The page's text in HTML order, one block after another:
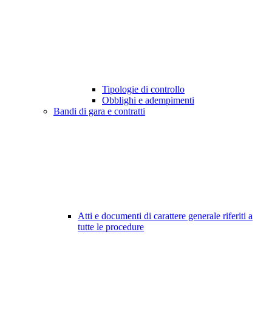
Tipologie di controllo
Obblighi e adempimenti
Bandi di gara e contratti
Atti e documenti di carattere generale riferiti a
tutte le procedure